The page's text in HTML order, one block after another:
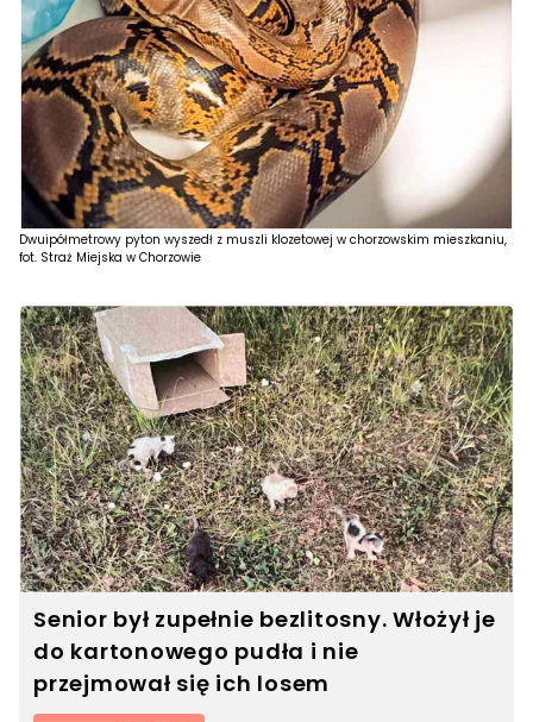
Dwuipółmetrowy pyton wyszedł z muszli klozetowej w chorzowskim mieszkaniu,
fot. Straż Miejska w Chorzowie
Senior był zupełnie bezlitosny. Włożył je
do kartonowego pudła i nie
przejmował się ich losem